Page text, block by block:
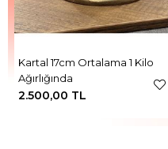
Kartal 17cm Ortalama 1 Kilo
Ağırlığında
2.500,00 TL